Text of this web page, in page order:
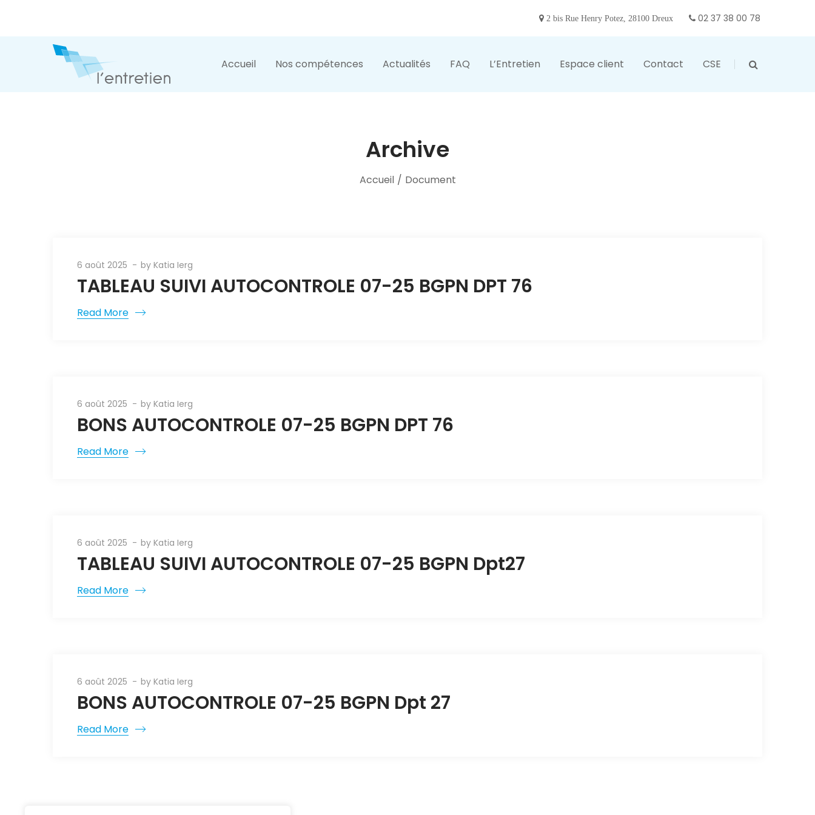
2 bis Rue Henry Potez, 28100 Dreux 02 37 38 00 78
Accueil Nos compétences Actualités FAQ L’Entretien Espace client Contact CSE
Archive
Accueil / Document
6 août 2025 by Katia Ierg
TABLEAU SUIVI AUTOCONTROLE 07-25 BGPN DPT 76
Read More
6 août 2025 by Katia Ierg
BONS AUTOCONTROLE 07-25 BGPN DPT 76
Read More
6 août 2025 by Katia Ierg
TABLEAU SUIVI AUTOCONTROLE 07-25 BGPN Dpt27
Read More
6 août 2025 by Katia Ierg
BONS AUTOCONTROLE 07-25 BGPN Dpt 27
Read More